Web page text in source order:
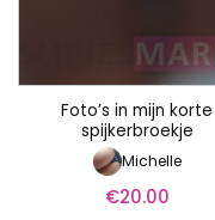
Foto’s in mijn korte
spijkerbroekje
Michelle
€20.00